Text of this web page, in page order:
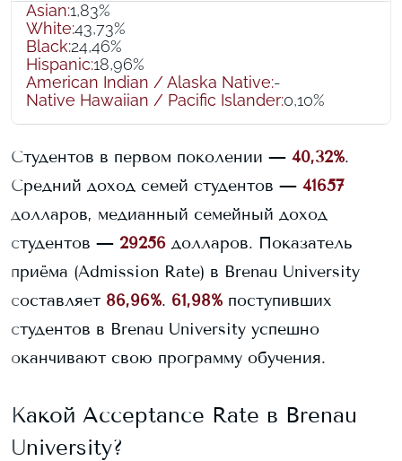
Asian:1,83%
White:43,73%
Black:24,46%
Hispanic:18,96%
American Indian / Alaska Native:-
Native Hawaiian / Pacific Islander:0,10%
Студентов в первом поколении — 40,32%.
Средний доход семей студентов — 41657
долларов, медианный семейный доход
студентов — 29256 долларов. Показатель
приёма (Admission Rate) в Brenau University
составляет 86,96%. 61,98% поступивших
студентов в Brenau University успешно
оканчивают свою программу обучения.
Какой Acceptance Rate в Brenau
University?